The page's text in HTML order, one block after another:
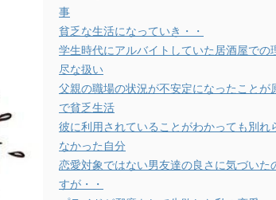
事
貧乏な生活になっていき・・
学生時代にアルバイトしていた居酒屋での
尽な扱い
父親の職場の状況が不安定になったことが
で貧乏生活
彼に利用されていることがわかっても別れ
なかった自分
恋愛対象ではない男友達の良さに気づいた
すが・・